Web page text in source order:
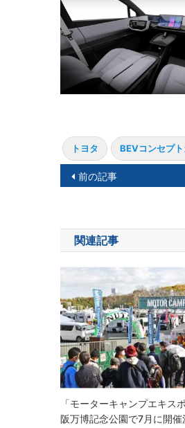
トヨタ BEVコンセプ
投
ナ
ビ
ゲ
ー
シ
ョ
ン
前の記事
関連記事
「モーターキャンプエキス
阪万博記念公園で7月に開催